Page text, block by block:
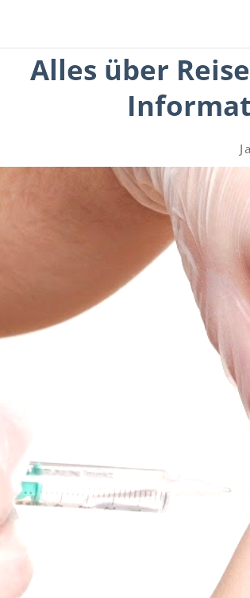
Alles über